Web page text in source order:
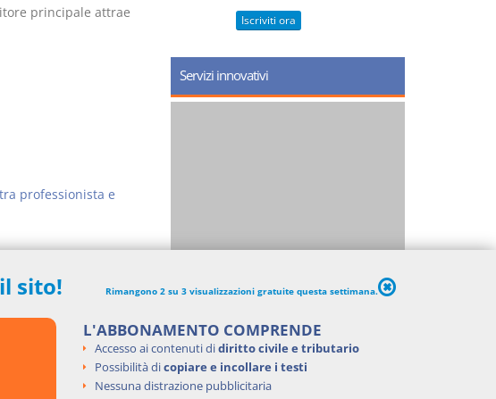
principale attrae
professionista e
Iscriviti ora
Servizi innovativi
sito! Rimangono 2 su 3 visualizzazioni gratuite questa settimana.
L'ABBONAMENTO COMPRENDE
Accesso ai contenuti didiritto civile e tributario
Possibilità dicopiare e incollare i testi
Nessuna distrazione pubblicitaria